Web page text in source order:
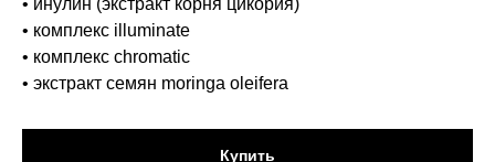
• комплекс illuminate
• комплекс chromatic
• экстракт семян moringa oleifera
Купить